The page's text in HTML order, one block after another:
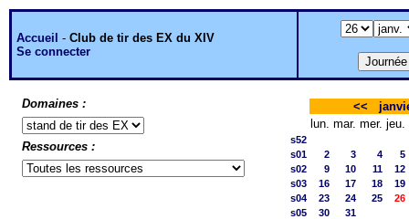
Accueil - Club de tir des EX du XIV
Se connecter
Domaines :
Ressources :
<<
lun. mar. mer. jeu.
s52
s01
2 3 4
5
s02
9 10 11
12
s03
16 17 18
19
s04
23 24 25
26
s05
30 31